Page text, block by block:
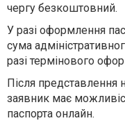
чергу безкоштовний.
У разі оформлення
сума
разі термінового
Після представлення
заявник має
паспорта онлайн.